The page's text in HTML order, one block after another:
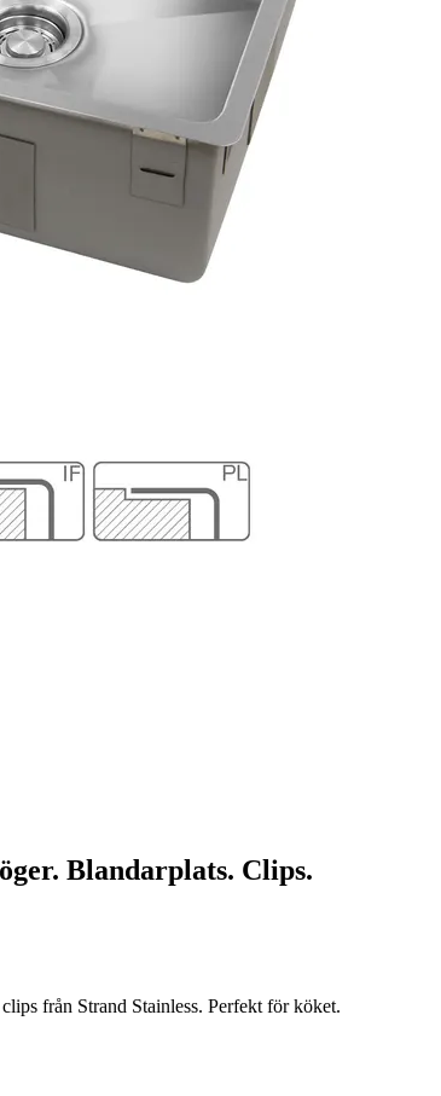
Blandarplats. Clips.
från Strand Stainless. Perfekt för köket.